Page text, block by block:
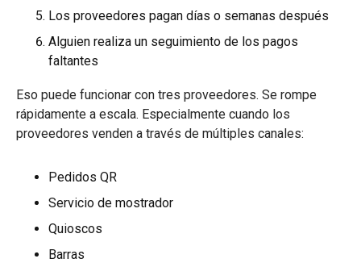
Los proveedores pagan días o semanas después
Alguien realiza un seguimiento de los pagos
faltantes
Eso puede funcionar con tres proveedores. Se rompe
rápidamente a escala. Especialmente cuando los
proveedores venden a través de múltiples canales:
Pedidos QR
Servicio de mostrador
Quioscos
Barras